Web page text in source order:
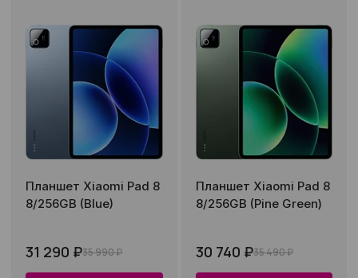
Планшет Xiaomi Pad 8
8/256GB (Blue)
31 290 ₽35 990 ₽
Планшет Xiaomi Pad 8
8/256GB (Pine Green)
30 740 ₽35 490 ₽